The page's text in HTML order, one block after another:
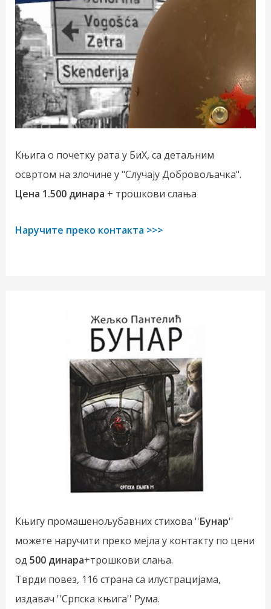
Књига о почетку рата у БиХ, са детаљним
освртом на злочине у "Случају Добровољачка".
Цена 1.500 динара + трошкови слања
Наручите преко контакта >>>
Књигу промашенољубавних стихова ''Бунар''
можете наручити преко мејла у контакту по цени
од 500 динара+трошкови слања.
Тврди повез, 116 страна са илустрацијама,
издавач ''Српска књига'' Рума.